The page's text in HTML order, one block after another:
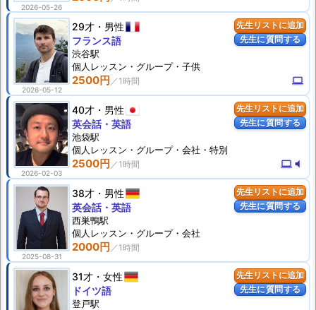
2026-05-26
先生リストに追加
先生に質問する
2026-05-12
29才 男性
2500円 computer
フランス語
渋谷駅
個人 レッスン ・グループ・子供
先生リストに追加
先生に質問する
2026-02-03
40才 男性
2500円 computer volume_mute
英会話・英語
池袋駅
個人 レッスン ・グループ・会社・特別
先生リストに追加
先生に質問する
2025-08-31
38才 男性
2000円
英会話・英語
西巣鴨駅
個人 レッスン ・グループ・会社
先生リストに追加
先生に質問する
31才 女性
ドイツ語
登戸駅